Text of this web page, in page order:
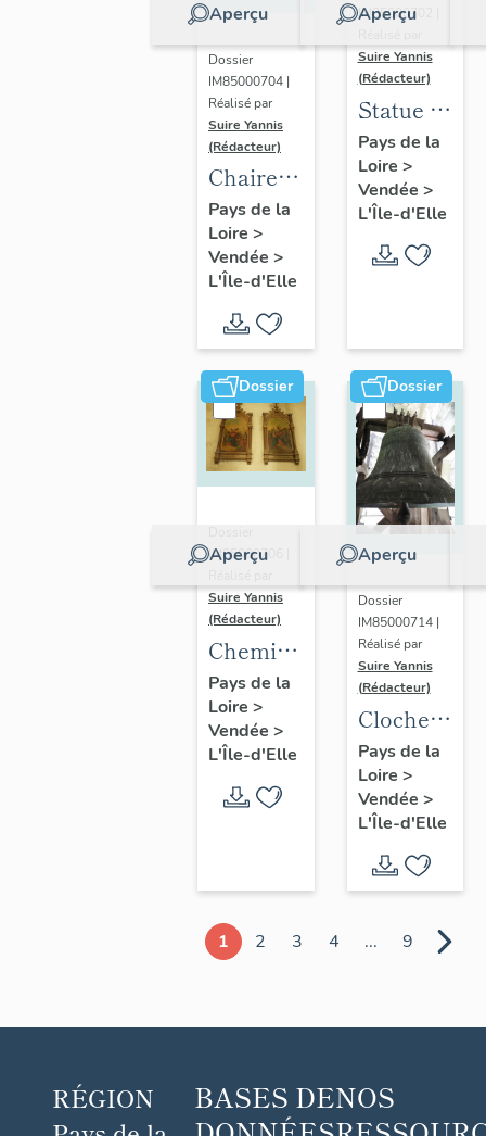
Aperçu
Dossier
IM85000704 |
Réalisé par
Suire Yannis
(Rédacteur)
Chaire à
prêcher
Pays de la
Loire >
Vendée >
L'Île-d'Elle
Aperçu
IM85000702 |
Suire Yannis
(Rédacteur)
Statue :
saint
HIlaire
Pays de la
Loire >
Vendée >
L'Île-d'Elle
Dossier
Aperçu
IM85000706 |
Suire Yannis
(Rédacteur)
Chemin
de croix
Pays de la
Loire >
Vendée >
L'Île-d'Elle
Dossier
Aperçu
Dossier
IM85000714 |
Réalisé par
Suire Yannis
(Rédacteur)
Cloche 1
dite
Marie
Rose
Pays de la
Loire >
Vendée >
L'Île-d'Elle
1 2 3 4 ... 9
RÉGION
BASES DENOS